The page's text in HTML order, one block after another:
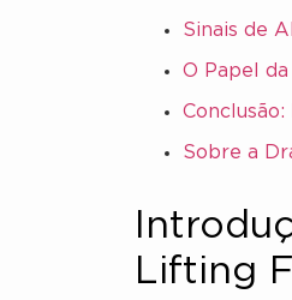
Sinais de
O Papel
Sobre a
Lifting